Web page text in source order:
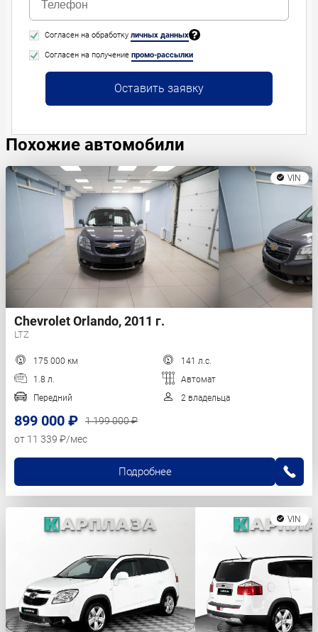
Согласен на обработку личных данных
Согласен на получение промо-рассылки
Оставить заявку
Похожие автомобили
VIN
Chevrolet Orlando, 2011 г.
LTZ
175 000 км
141 л.с.
1.8 л.
Автомат
Передний
2 владельца
899 000 ₽
1 199 000 ₽
от 11 339 ₽/мес
Подробнее
VIN